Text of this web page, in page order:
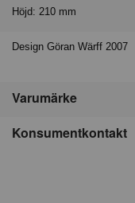
Höjd: 210 mm
Design Göran Wärff 2007
Varumärke
Konsumentkontakt